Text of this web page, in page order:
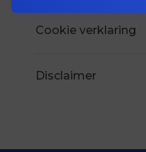
Cookie verklaring
Disclaimer